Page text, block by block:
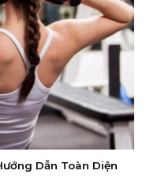
Dẫn Toàn Diện